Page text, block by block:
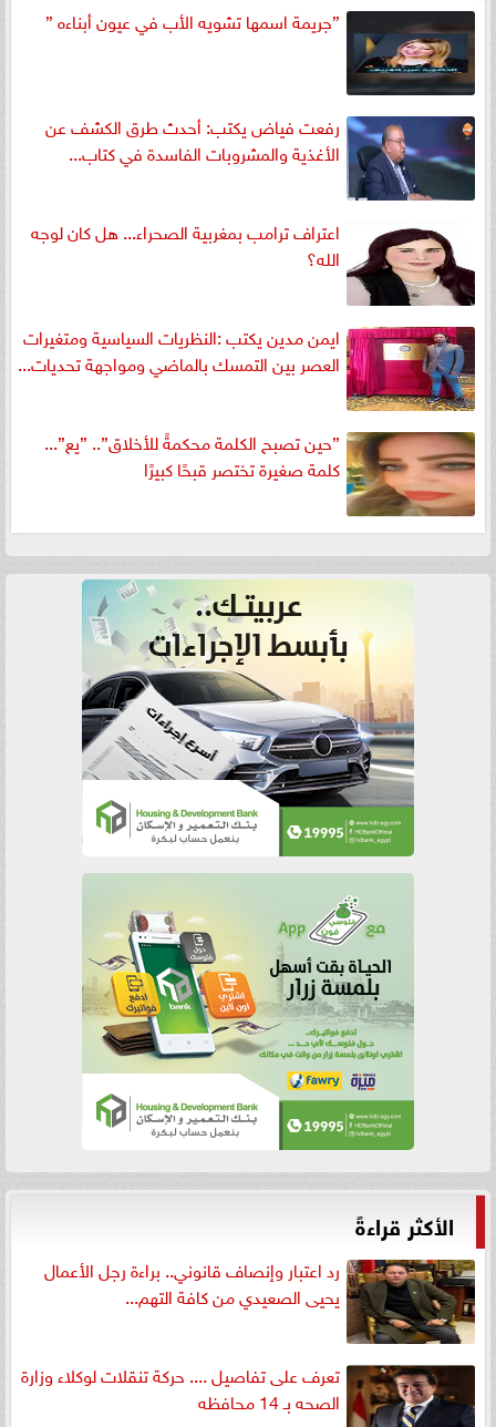
”جريمة اسمها تشويه الأب في عيون أبناءه ”
رفعت فياض يكتب: أحدث طرق الكشف عن
الأغذية والمشروبات الفاسدة في كتاب...
اعتراف ترامب بمغربية الصحراء... هل كان لوجه
الله؟
ايمن مدين يكتب :النظريات السياسية ومتغيرات
العصر بين التمسك بالماضي ومواجهة تحديات...
”حين تصبح الكلمة محكمةً للأخلاق”.. ”يع”...
كلمة صغيرة تختصر قبحًا كبيرًا
الأكثر قراءةً
رد اعتبار وإنصاف قانوني.. براءة رجل الأعمال
يحيى الصعيدي من كافة التهم...
تعرف على تفاصيل .... حركة تنقلات لوكلاء وزارة
الصحه بـ 14 محافظه